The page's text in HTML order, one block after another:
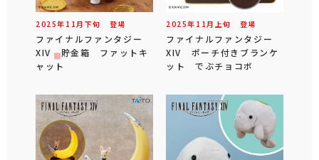
2025年 11 月 下旬 登場
ファイナルファンタジー
XIV 貯金箱 ファットキ
ャット
2025年 11 月 上旬 登場
ファイナルファンタジー
XIV ポーチ付きブランケ
ット でぶチョコボ